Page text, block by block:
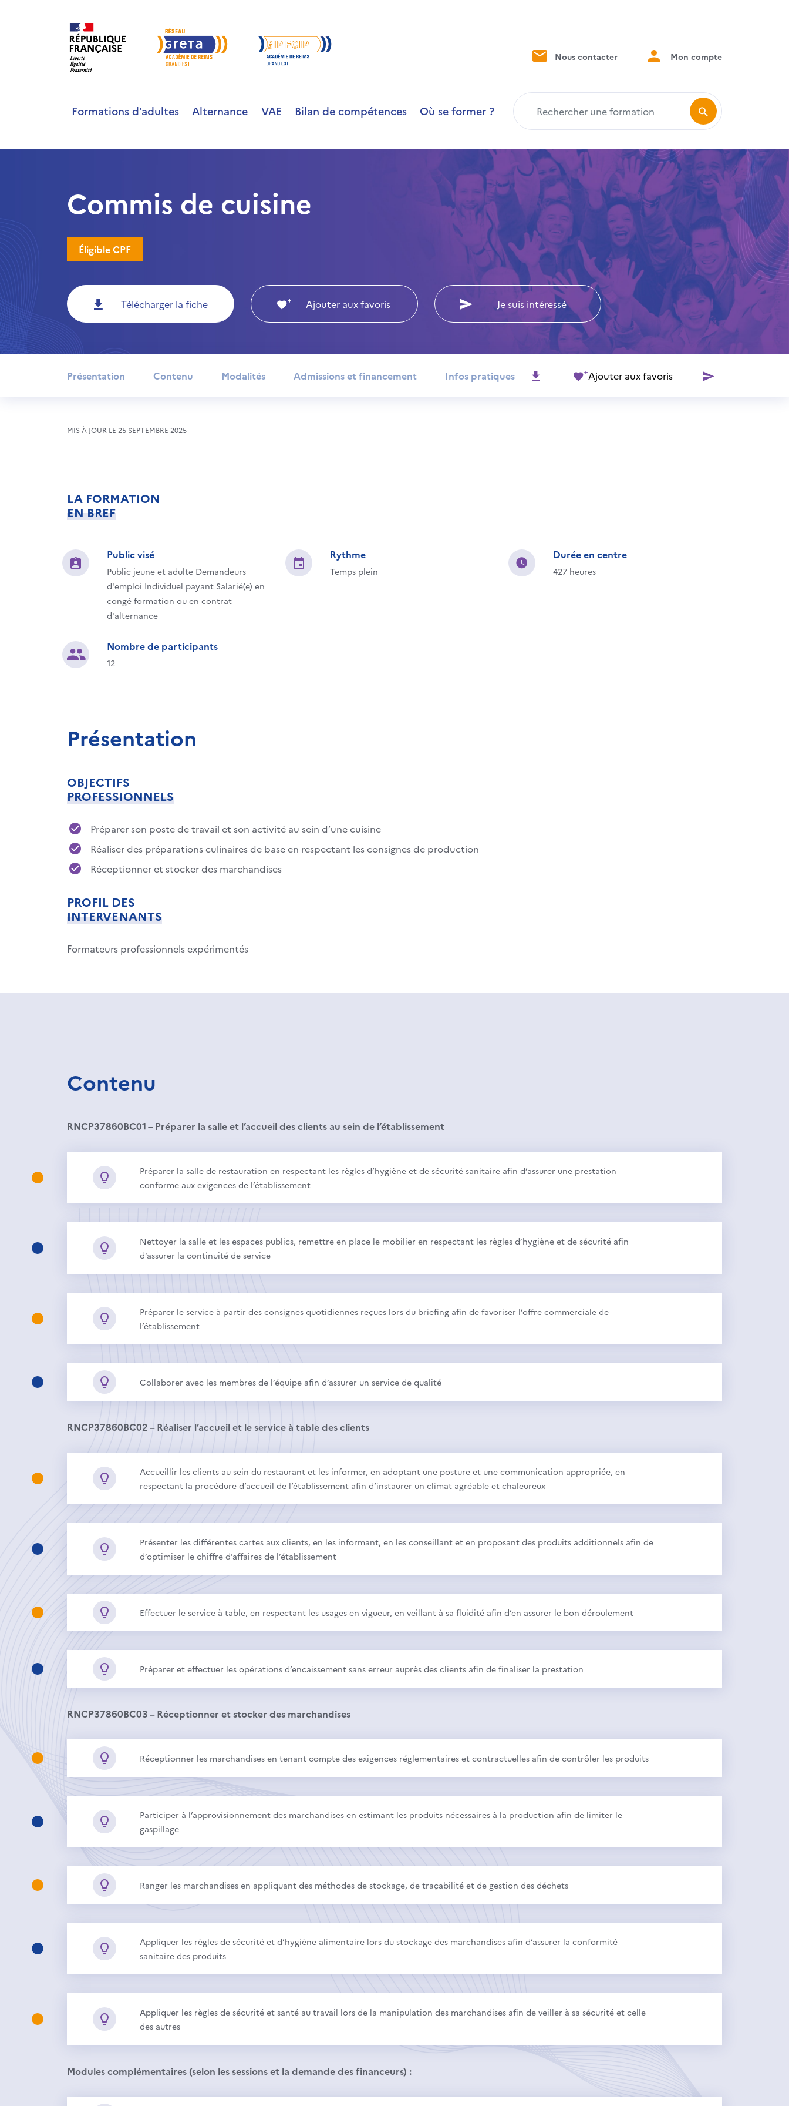
Nous contacter Mon compte
Formations d’adultes Alternance VAE Bilan de compétences Où se former ?
Commis de cuisine
Éligible CPF
Télécharger la fiche Ajouter aux favoris Je suis intéressé
Présentation Contenu Modalités Admissions et financement Infos pratiques Ajouter aux favoris
MIS À JOUR LE 25 SEPTEMBRE 2025
LA FORMATION
EN BREF
Public visé
Public jeune et adulte Demandeurs
d'emploi Individuel payant Salarié(e) en
congé formation ou en contrat
d'alternance
Rythme
Temps plein
Durée en centre
427 heures
Nombre de participants
12
Présentation
OBJECTIFS
PROFESSIONNELS
Préparer son poste de travail et son activité au sein d’une cuisine
Réaliser des préparations culinaires de base en respectant les consignes de production
Réceptionner et stocker des marchandises
PROFIL DES
INTERVENANTS
Formateurs professionnels expérimentés
Contenu
RNCP37860BC01 – Préparer la salle et l’accueil des clients au sein de l’établissement
Préparer la salle de restauration en respectant les règles d’hygiène et de sécurité sanitaire afin d’assurer une prestation
conforme aux exigences de l’établissement
Nettoyer la salle et les espaces publics, remettre en place le mobilier en respectant les règles d’hygiène et de sécurité afin
d’assurer la continuité de service
Préparer le service à partir des consignes quotidiennes reçues lors du briefing afin de favoriser l’offre commerciale de
l’établissement
Collaborer avec les membres de l’équipe afin d’assurer un service de qualité
RNCP37860BC02 – Réaliser l’accueil et le service à table des clients
Accueillir les clients au sein du restaurant et les informer, en adoptant une posture et une communication appropriée, en
respectant la procédure d’accueil de l’établissement afin d’instaurer un climat agréable et chaleureux
Présenter les différentes cartes aux clients, en les informant, en les conseillant et en proposant des produits additionnels afin de
d’optimiser le chiffre d’affaires de l’établissement
Effectuer le service à table, en respectant les usages en vigueur, en veillant à sa fluidité afin d’en assurer le bon déroulement
Préparer et effectuer les opérations d’encaissement sans erreur auprès des clients afin de finaliser la prestation
RNCP37860BC03 – Réceptionner et stocker des marchandises
Réceptionner les marchandises en tenant compte des exigences réglementaires et contractuelles afin de contrôler les produits
Participer à l’approvisionnement des marchandises en estimant les produits nécessaires à la production afin de limiter le
gaspillage
Ranger les marchandises en appliquant des méthodes de stockage, de traçabilité et de gestion des déchets
Appliquer les règles de sécurité et d’hygiène alimentaire lors du stockage des marchandises afin d’assurer la conformité
sanitaire des produits
Appliquer les règles de sécurité et santé au travail lors de la manipulation des marchandises afin de veiller à sa sécurité et celle
des autres
Modules complémentaires (selon les sessions et la demande des financeurs) :